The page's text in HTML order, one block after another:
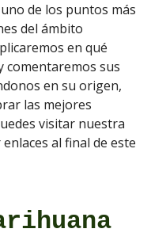
de los puntos más
del ámbito
en qué
comentaremos sus
en su origen,
las mejores
visitar nuestra
al final de este